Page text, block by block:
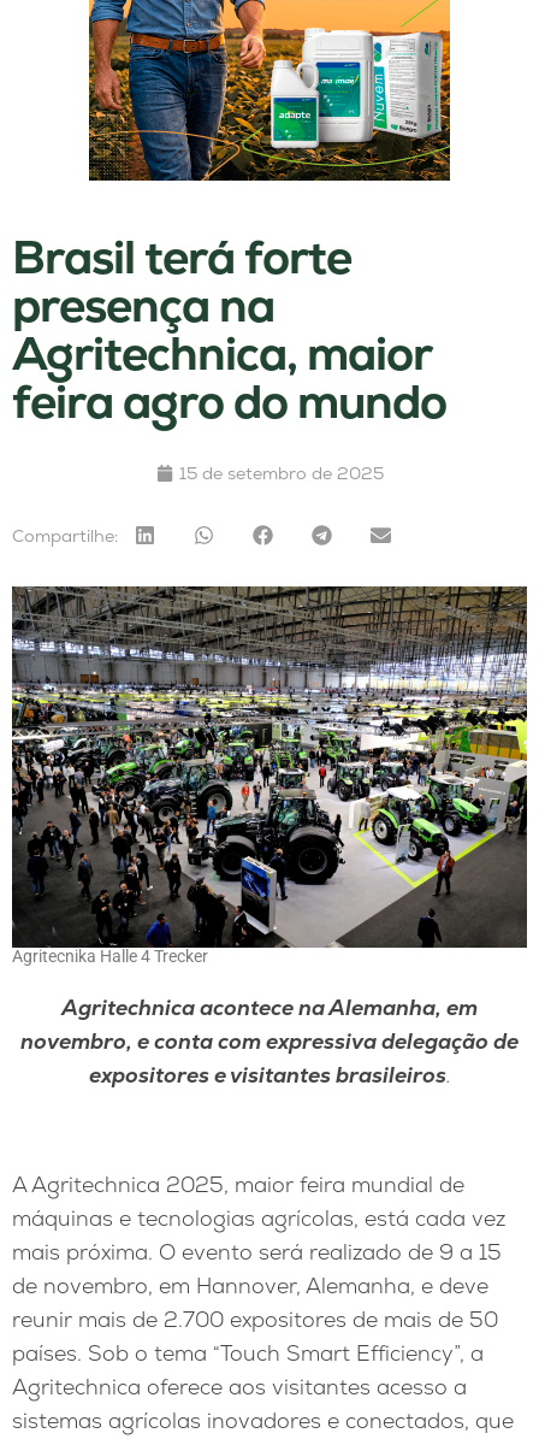
Brasil terá forte
presença na
Agritechnica, maior
feira agro do mundo
15 de setembro de 2025
Compartilhe:
Agritecnika Halle 4 Trecker
Agritechnica acontece na Alemanha, em
novembro, e conta com expressiva delegação de
expositores e visitantes brasileiros.
A Agritechnica 2025, maior feira mundial de
máquinas e tecnologias agrícolas, está cada vez
mais próxima. O evento será realizado de 9 a 15
de novembro, em Hannover, Alemanha, e deve
reunir mais de 2.700 expositores de mais de 50
países. Sob o tema “Touch Smart Efficiency”, a
Agritechnica oferece aos visitantes acesso a
sistemas agrícolas inovadores e conectados, que